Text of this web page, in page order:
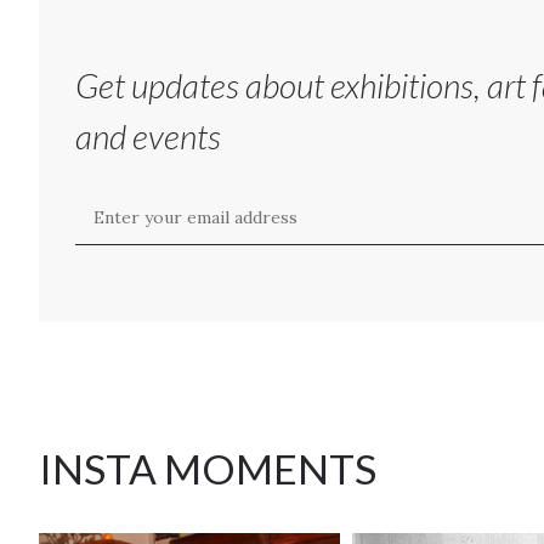
Get updates about exhibitions, art
and events
INSTA MOMENTS